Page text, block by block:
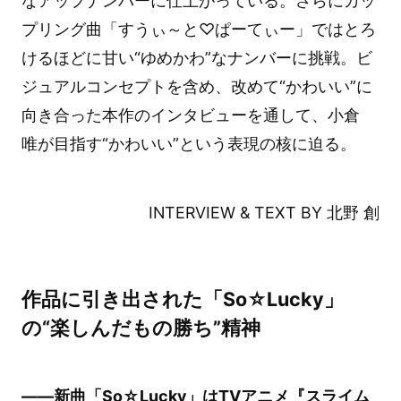
プリング曲「すうぃ～と♡ぱーてぃー」ではとろ
けるほどに甘い“ゆめかわ”なナンバーに挑戦。ビ
ジュアルコンセプトを含め、改めて“かわいい”に
向き合った本作のインタビューを通して、小倉
唯が目指す“かわいい”という表現の核に迫る。
INTERVIEW & TEXT BY 北野 創
作品に引き出された「So☆Lucky」
の“楽しんだもの勝ち”精神
――新曲「So☆Lucky」はTVアニメ『スライム